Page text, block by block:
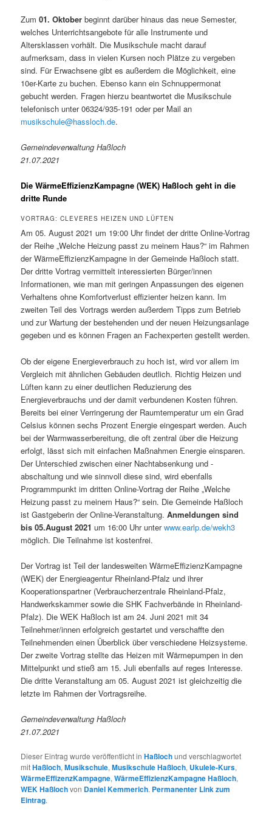
Zum01. Oktober beginnt darüber hinaus das neue Semester,
welches Unterrichtsangebote für alle Instrumente und
Altersklassen vorhält. Die Musikschule macht darauf
aufmerksam, dass in vielen Kursen noch Plätze zu vergeben
sind. Für Erwachsene gibt es außerdem die Möglichkeit, eine
10er-Karte zu buchen. Ebenso kann ein Schnuppermonat
gebucht werden. Fragen hierzu beantwortet die Musikschule
telefonisch unter 06324/935-191 oder per Mail an
musikschule@hassloch.de.
Gemeindeverwaltung Haßloch
21.07.2021
Die WärmeEffizienzKampagne (WEK) Haßloch geht in die
dritte Runde
VORTRAG: CLEVERES HEIZEN UND LÜFTEN
Am 05. August 2021 um 19:00 Uhr findet der dritte Online-Vortrag
der Reihe „Welche Heizung passt zu meinem Haus?“ im Rahmen
der WärmeEffizienzKampagne in der Gemeinde Haßloch statt.
Der dritte Vortrag vermittelt interessierten Bürger/innen
Informationen, wie man mit geringen Anpassungen des eigenen
Verhaltens ohne Komfortverlust effizienter heizen kann. Im
zweiten Teil des Vortrags werden außerdem Tipps zum Betrieb
und zur Wartung der bestehenden und der neuen Heizungsanlage
gegeben und es können Fragen an Fachexperten gestellt werden.
Ob der eigene Energieverbrauch zu hoch ist, wird vor allem im
Vergleich mit ähnlichen Gebäuden deutlich. Richtig Heizen und
Lüften kann zu einer deutlichen Reduzierung des
Energieverbrauchs und der damit verbundenen Kosten führen.
Bereits bei einer Verringerung der Raumtemperatur um ein Grad
Celsius können sechs Prozent Energie eingespart werden. Auch
bei der Warmwasserbereitung, die oft zentral über die Heizung
erfolgt, lässt sich mit einfachen Maßnahmen Energie einsparen.
Der Unterschied zwischen einer Nachtabsenkung und -
abschaltung und wie sinnvoll diese sind, wird ebenfalls
Programmpunkt im dritten Online-Vortrag der Reihe „Welche
Heizung passt zu meinem Haus?“ sein. Die Gemeinde Haßloch
ist Gastgeberin der Online-Veranstaltung. Anmeldungen sind
bis 05.August 2021 um 16:00 Uhr unterwww.earlp.de/wekh3
möglich. Die Teilnahme ist kostenfrei.
Der Vortrag ist Teil der landesweiten WärmeEffizienzKampagne
(WEK) der Energieagentur Rheinland-Pfalz und ihrer
Kooperationspartner (Verbraucherzentrale Rheinland-Pfalz,
Handwerkskammer sowie die SHK Fachverbände in Rheinland-
Pfalz). Die WEK Haßloch ist am 24. Juni 2021 mit 34
Teilnehmer/innen erfolgreich gestartet und verschaffte den
Teilnehmenden einen Überblick über verschiedene Heizsysteme.
Der zweite Vortrag stellte das Heizen mit Wärmepumpen in den
Mittelpunkt und stieß am 15. Juli ebenfalls auf reges Interesse.
Die dritte Veranstaltung am 05. August 2021 ist gleichzeitig die
letzte im Rahmen der Vortragsreihe.
Gemeindeverwaltung Haßloch
21.07.2021
Dieser Eintrag wurde veröffentlicht inHaßlochund verschlagwortet
mitHaßloch,Musikschule,Musikschule Haßloch, Ukulele-Kurs,
WärmeEffizenzKampagne,WärmeEffizienzKampagne Haßloch,
WEK Haßlochvon Daniel Kemmerich. Permanenter Link zum
Eintrag.